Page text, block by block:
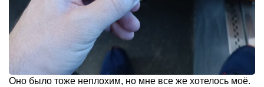
Оно было тоже неплохим, но мне все же хотелось моё.